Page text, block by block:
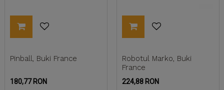
Pinball, Buki France
Pret
180,77 RON
Robotul Marko, Buki
France
Pret
224,88 RON